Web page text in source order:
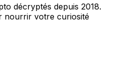
décryptés depuis 2018.
nourrir votre curiosité